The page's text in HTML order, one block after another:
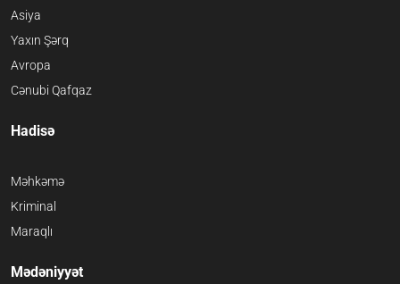
Asiya
Yaxın Şərq
Avropa
Cənubi Qafqaz
Hadisə
Məhkəmə
Kriminal
Maraqlı
Mədəniyyət